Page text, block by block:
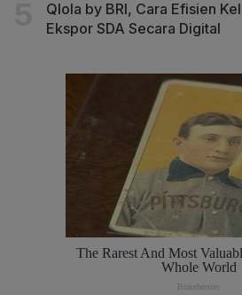
Qlola by BRI, Cara Efisien
Ekspor SDA Secara Digital